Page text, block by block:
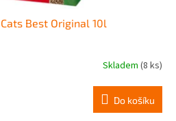
Best Original 10l
Skladem (8 ks)
Do košíku